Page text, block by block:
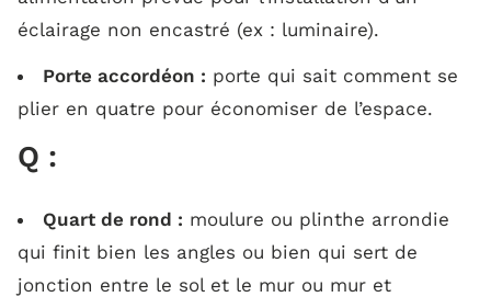
éclairage non encastré (ex : luminaire).
Porte accordéon : porte qui sait comment se
plier en quatre pour économiser de l’espace.
Q :
Quart de rond : moulure ou plinthe arrondie
qui finit bien les angles ou bien qui sert de
jonction entre le sol et le mur ou mur et